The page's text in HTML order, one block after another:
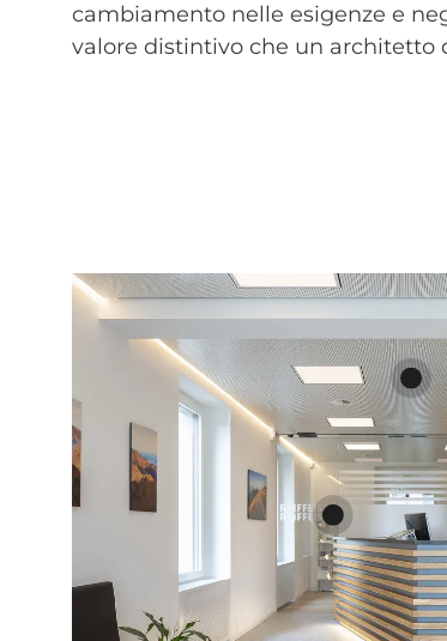
cambiamento nelle esigenze e
valore distintivo che un architetto